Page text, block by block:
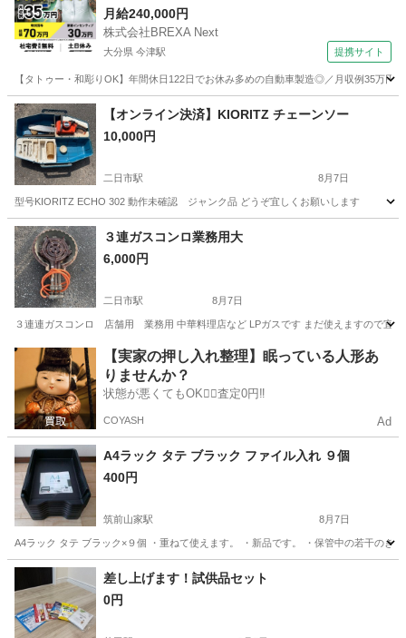
月給240,000円
株式会社BREXA Next
大分県 今津駅 提携サイト
【タトゥー・和彫りOK】年間休日122日でお休み多めの自動車製造◎／月収例35万
大分 中津市 今津駅 その他
【オンライン決済】KIORITZ チェーンソー
10,000円
二日市駅 8月7日
型号KIORITZ ECHO 302 動作未確認 ジャンク品 どうぞ宜しくお願いします
福岡 筑紫野市 二日市駅 その他
３連ガスコンロ業務用大
6,000円
二日市駅 8月7日
３連連ガスコンロ 店舗用 業務用 中華料理店など LPガスです まだ使えますので宜し
福岡 筑紫野市 二日市駅 その他 業務用
【実家の押し入れ整理】眠っている人形あ
りませんか？
状態が悪くてもOK🙆‍♀️査定0円‼️
COYASH Ad
A4ラック タテ ブラック ファイル入れ ９個
400円
筑前山家駅 8月7日
A4ラック タテ ブラック×９個 ・重ねて使えます。 ・新品です。 ・保管中の若干のき
福岡 朝倉郡 筑前山家駅 その他
差し上げます！試供品セット
0円